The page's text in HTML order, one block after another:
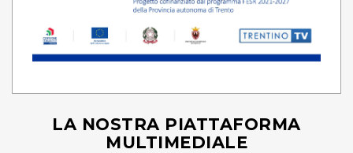
LA NOSTRA PIATTAFORMA
MULTIMEDIALE